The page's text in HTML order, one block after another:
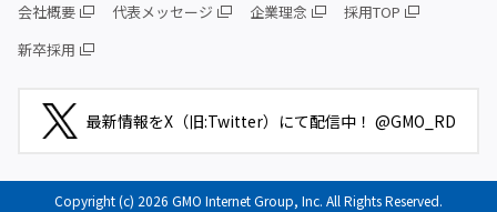
会社概要 代表メッセージ 企業理念
採用TOP
新卒採用
最新情報をX（旧:Twitter）にて配信中！ @GMO_RD
Copyright (c) 2026 GMO Internet Group, Inc. All Rights Reserved.